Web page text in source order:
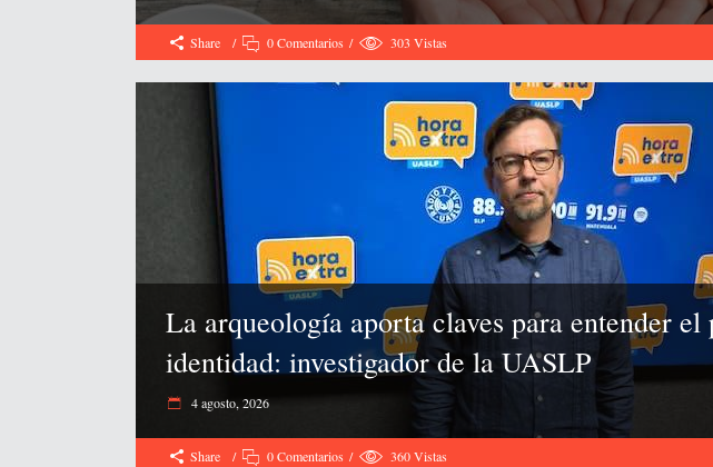
Share 0 Comentarios 303 Vistas
La arqueología aporta claves para entender
identidad: investigador de la UASLP
4 agosto, 2026
Share 0 Comentarios 360Vistas